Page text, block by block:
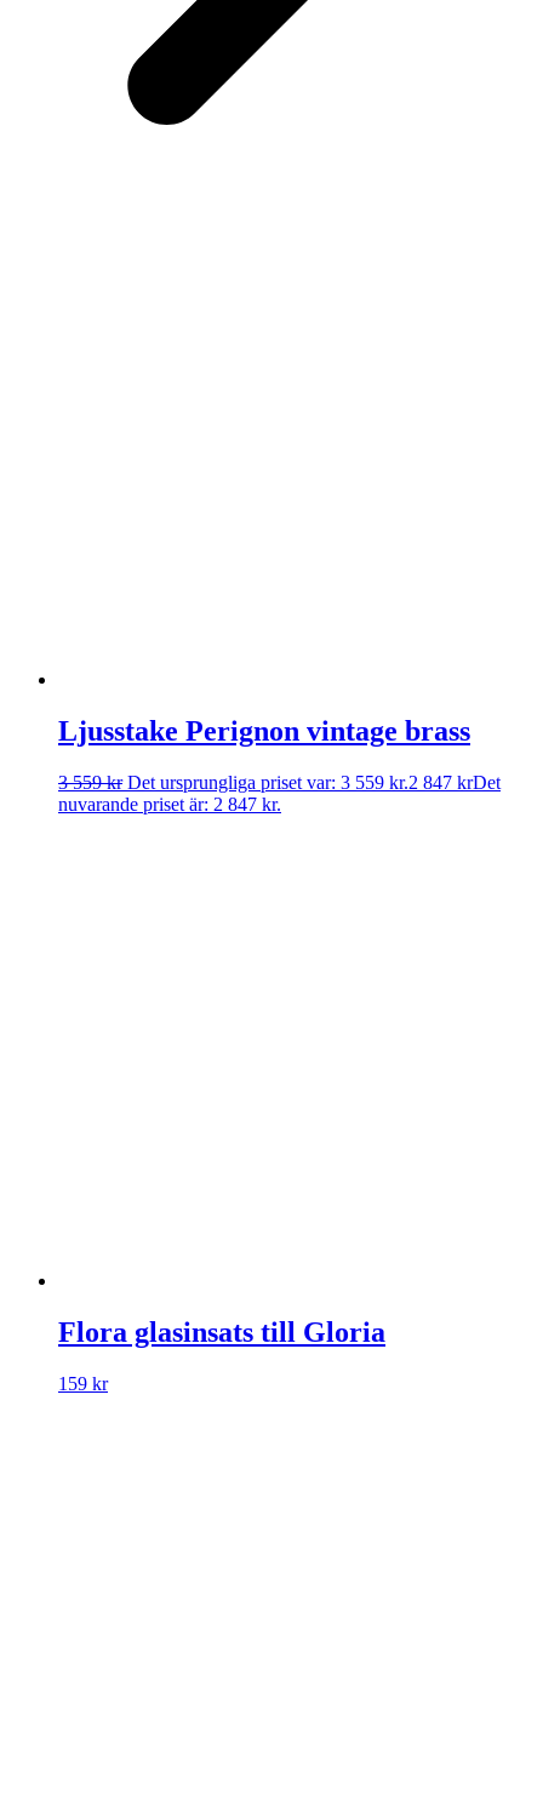
Ljusstake Perignon vintage brass
3 559kr Det ursprungliga priset var: 3 559 kr.2 847 krDet
nuvarande priset är: 2 847 kr.
Flora glasinsats till Gloria
159 kr